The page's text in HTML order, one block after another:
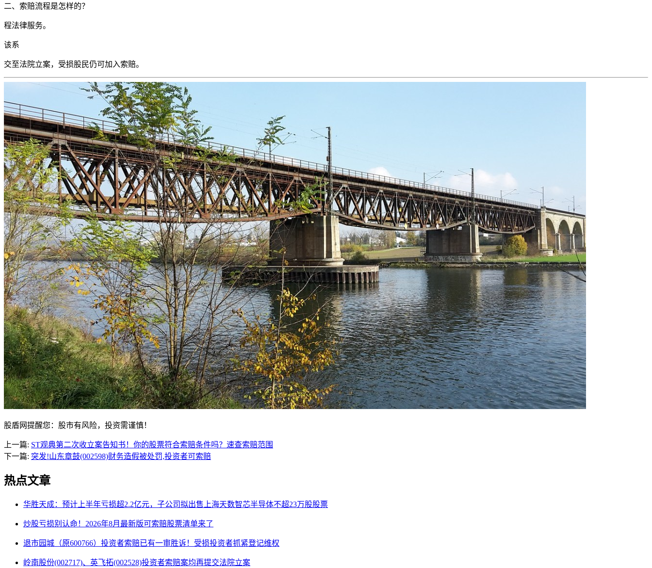
二、索赔流程是怎样的？
程法律服务。
该系
交至法院立案，受损股民仍可加入索赔。
股盾网提醒您：股市有风险，投资需谨慎！
上一篇: ST观典第二次收立案告知书！你的股票符合索赔条件吗？速查索赔范围
下一篇: 突发!山东章鼓(002598)财务造假被处罚,投资者可索赔
热点文章
华胜天成：预计上半年亏损超2.2亿元，子公司拟出售上海天数智芯半导体不超23万股股票
炒股亏损别认命！2026年8月最新版可索赔股票清单来了
退市园城（原600766）投资者索赔已有一审胜诉！受损投资者抓紧登记维权
岭南股份(002717)、英飞拓(002528)投资者索赔案均再提交法院立案